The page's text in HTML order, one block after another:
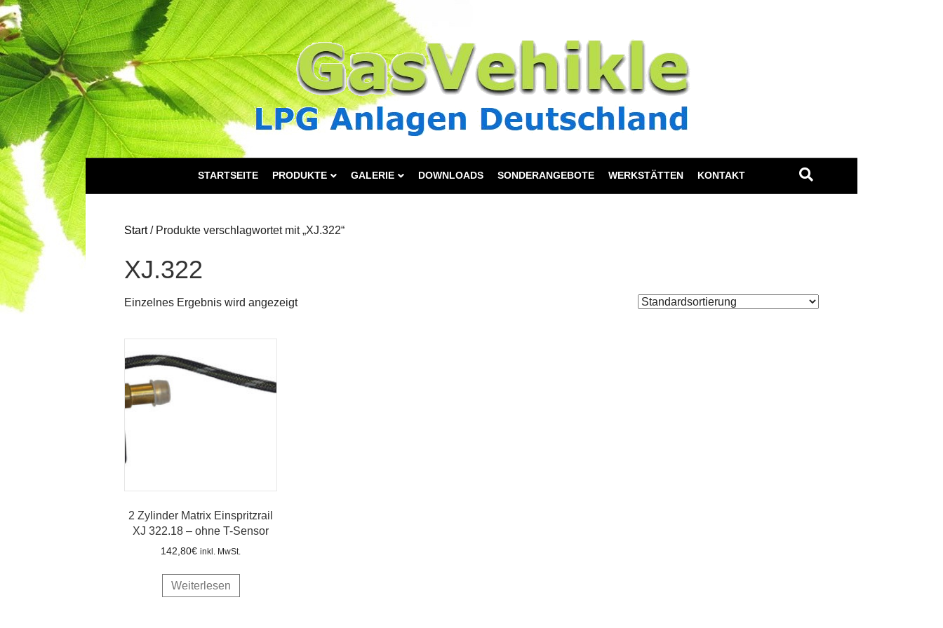
STARTSEITE PRODUKTE GALERIE DOWNLOADS SONDERANGEBOTE WERKSTÄTTEN KONTAKT
Start/ Produkte verschlagwortet mit „XJ.322“
XJ.322
Einzelnes Ergebnis wird angezeigt
2 Zylinder Matrix Einspritzrail
XJ 322.18 – ohne T-Sensor
142,80€ inkl. MwSt.
Weiterlesen